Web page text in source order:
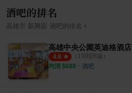
酒吧的排名
高雄市 新興區 酒吧的排名 ›
高雄中央公園英迪格酒店
4.6 （ 19則評論）
均消 $688 ・ 酒吧